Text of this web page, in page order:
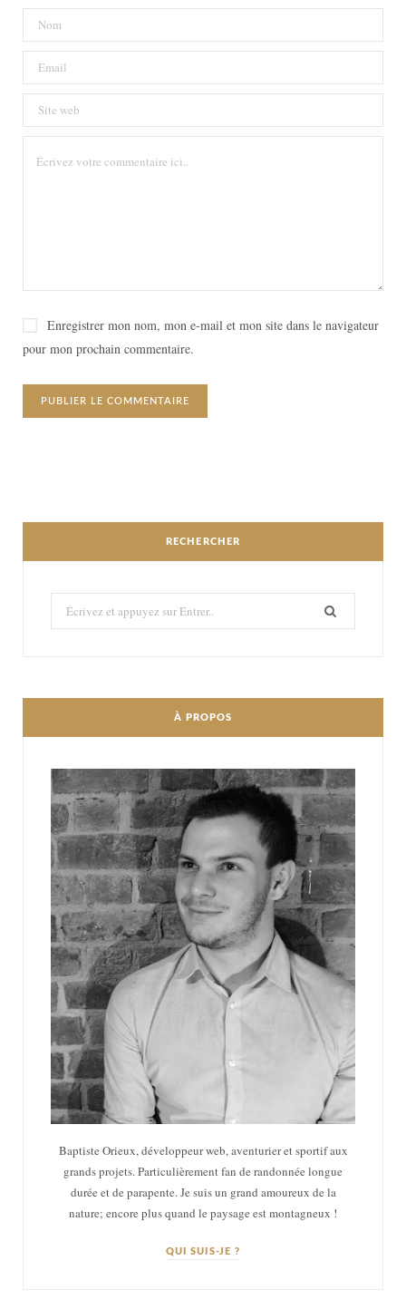
Enregistrer mon nom, mon e-mail et mon site dans le navigateur
pour mon prochain commentaire.
RECHERCHER
Recherché:
À PROPOS
Baptiste Orieux, développeur web, aventurier et sportif aux
grands projets. Particulièrement fan de randonnée longue
durée et de parapente. Je suis un grand amoureux de la
nature; encore plus quand le paysage est montagneux !
QUI SUIS-JE ?